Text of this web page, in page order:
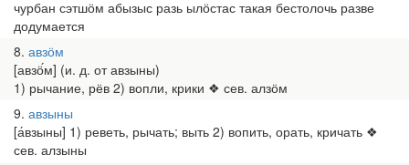
чурбан сэтшӧм абызыс разь ылӧстас такая бестолочь разве
додумается
8 авзӧм
[авзӧ́м] (и. д. от авзыны)
1) рычание, рёв 2) вопли, крики ❖ сев. алзӧм
9 авзыны
[а́взыны] 1) реветь, рычать; выть 2) вопить, орать, кричать ❖
сев. алзыны